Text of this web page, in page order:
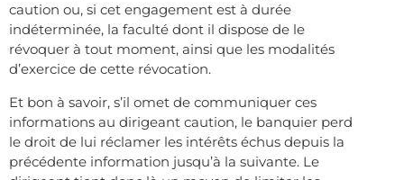
caution ou, si cet engagement est à durée
indéterminée, la faculté dont il dispose de le
révoquer à tout moment, ainsi que les modalités
d’exercice de cette révocation.
Et bon à savoir, s’il omet de communiquer ces
informations au dirigeant caution, le banquier perd
le droit de lui réclamer les intérêts échus depuis la
précédente information jusqu’à la suivante. Le